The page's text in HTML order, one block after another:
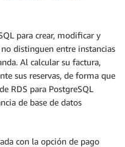
para crear, modificar y
distinguen entre instancias
Al calcular su factura,
sus reservas, de forma que
RDS para PostgreSQL
de base de datos
con la opción de pago